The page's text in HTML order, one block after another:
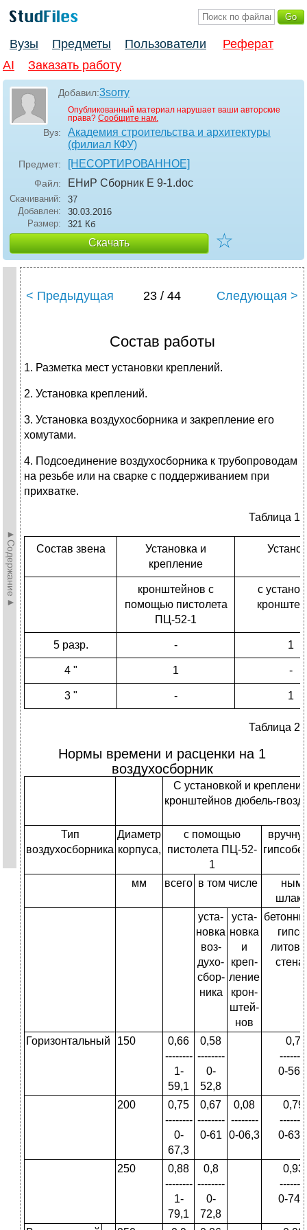
Вузы Предметы Пользователи
Реферат
AI
Заказать работу
Добавил:3sorry
Опубликованный материал нарушает ваши авторские
права? Сообщите нам.
Вуз:
Академия строительства и архитектуры
(филиал КФУ)
Предмет: [НЕСОРТИРОВАННОЕ]
Файл: ЕНиР Сборник Е 9-1.doc
Скачиваний:
37
Добавлен:
30.03.2016
Размер:
321 Кб
Скачать ☆
►Содержание►
< Предыдущая 23 / 44 Следующая >
Состав работы
1. Разметка мест установки креплений.
2. Установка креплений.
3. Установка воздухосборника и закрепление его
хомутами.
4. Подсоединение воздухосборника к трубопроводам
на резьбе или на сварке с поддерживанием при
прихватке.
Таблица 1
Состав звена
Установка и
крепление
кронштейнов с
помощью пистолета
ПЦ-52-1
с
5 разр. - 1
4 " 1 -
3 " - 1
Таблица 2
Нормы времени и расценки на 1
воздухосборник
С установкой и
кронштейнов дюбель-
Тип
воздухосборника
Диаметр
корпуса,
с помощью
пистолета ПЦ-52-
1
мм всего в том числе
ным,
уста­
новка
воз­
духо­
сбор­
ника
уста­
новка
и
креп­
ление
крон­
штей­
нов
Горизонтальный 150
0,66
--------
1-
59,1
0,58
--------
0-
52,8
0,7
--------
0-
200
0,75
--------
0-
67,3
0,67
--------
0-61
0,08
--------
0-06,3
0,79
--------
0-
250
0,88
--------
1-
79,1
0,8
--------
0-
72,8
0,93
--------
0-